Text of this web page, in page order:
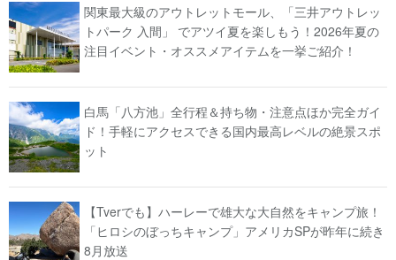
関東最大級のアウトレットモール、「三井アウトレッ
トパーク 入間」 でアツイ夏を楽しもう！2026年夏の
注目イベント・オススメアイテムを一挙ご紹介！
白馬「八方池」全行程＆持ち物・注意点ほか完全ガイ
ド！手軽にアクセスできる国内最高レベルの絶景スポ
ット
【Tverでも】ハーレーで雄大な大自然をキャンプ旅！
「ヒロシのぼっちキャンプ」アメリカSPが昨年に続き
8月放送